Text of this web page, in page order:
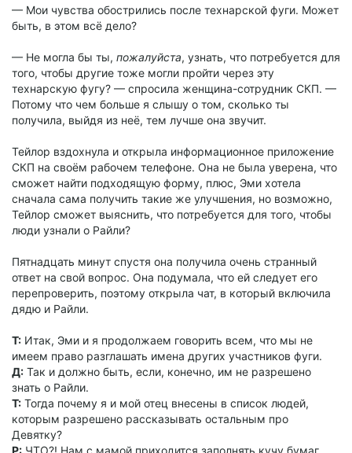
— Мои чувства обострились после технарской фуги. Может
быть, в этом всё дело?
— Не могла бы ты, пожалуйста, узнать, что потребуется для
того, чтобы другие тоже могли пройти через эту
технарскую фугу? — спросила женщина-сотрудник СКП. —
Потому что чем больше я слышу о том, сколько ты
получила, выйдя из неё, тем лучше она звучит.
Тейлор вздохнула и открыла информационное приложение
СКП на своём рабочем телефоне. Она не была уверена, что
сможет найти подходящую форму, плюс, Эми хотела
сначала сама получить такие же улучшения, но возможно,
Тейлор сможет выяснить, что потребуется для того, чтобы
люди узнали о Райли?
Пятнадцать минут спустя она получила очень странный
ответ на свой вопрос. Она подумала, что ей следует его
перепроверить, поэтому открыла чат, в который включила
дядю и Райли.
Т: Итак, Эми и я продолжаем говорить всем, что мы не
имеем право разглашать имена других участников фуги.
Д: Так и должно быть, если, конечно, им не разрешено
знать о Райли.
Т: Тогда почему я и мой отец внесены в список людей,
которым разрешено рассказывать остальным про
Девятку?
Р: ЧТО?! Нам с мамой приходится заполнять кучу бумаг,